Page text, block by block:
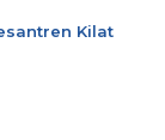
Kilat